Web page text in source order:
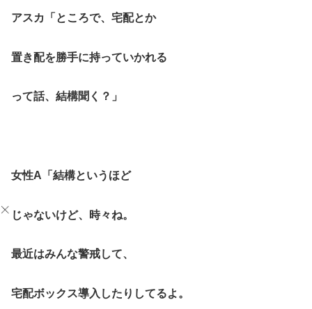
アスカ「ところで、宅配とか
置き配を勝手に持っていかれる
って話、結構聞く？」
女性A「結構というほど
じゃないけど、時々ね。
最近はみんな警戒して、
宅配ボックス導入したりしてるよ。